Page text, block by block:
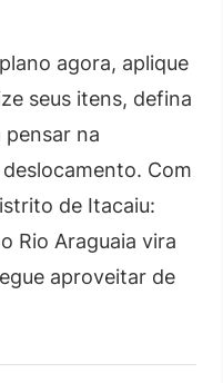
agora, aplique
seus itens, defina
na
Com
de Itacaiu:
Rio Araguaia vira
aproveitar de